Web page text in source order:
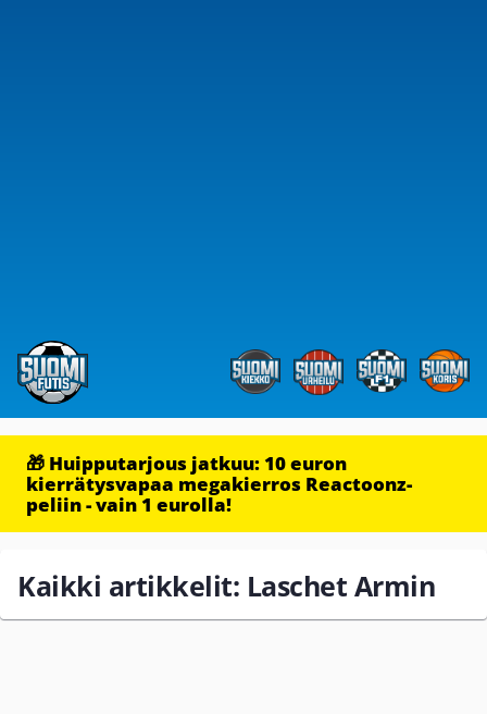
🎁 Huipputarjous jatkuu: 10 euron
kierrätysvapaa megakierros Reactoonz-
peliin - vain 1 eurolla!
Kaikki artikkelit: Laschet Armin